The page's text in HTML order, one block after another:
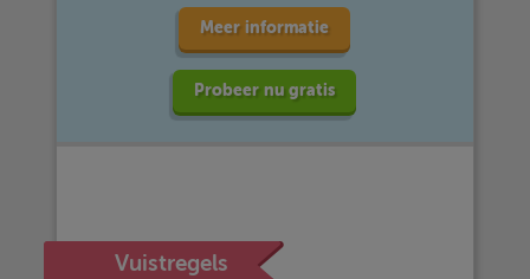
Meer informatie
Probeer nu gratis
Vuistregels